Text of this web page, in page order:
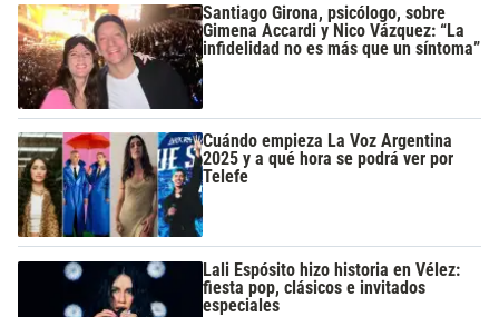
Santiago Girona, psicólogo, sobre
Gimena Accardi y Nico Vázquez: “La
infidelidad no es más que un síntoma”
Cuándo empieza La Voz Argentina
2025 y a qué hora se podrá ver por
Telefe
Lali Espósito hizo historia en Vélez:
fiesta pop, clásicos e invitados
especiales